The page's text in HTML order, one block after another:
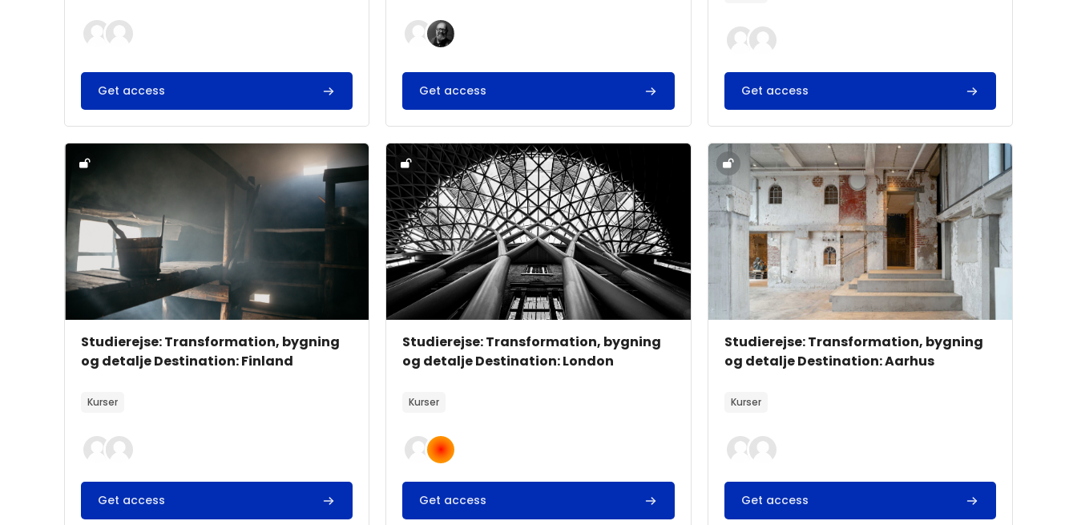
Get access Get access Get access
Kursusbillede" Studierejse: Transformation, bygning og detalje Destination: Finland
Kursusbillede
Kursusnavn
Studierejse: Transformation, bygning
og detalje Destination: Finland
Kurser
Get access
Kursusbillede" Studierejse: Transformation, bygning og detalje Destination: London
Kursusbillede
Kursusnavn
Studierejse: Transformation, bygning
og detalje Destination: London
Kurser
Get access
Kursusbillede" Studierejse: Transformation, bygning og
Kursusbillede
Kursusnavn
Studierejse: Transformation, bygning
og detalje Destination: Aarhus
Kurser
Get access